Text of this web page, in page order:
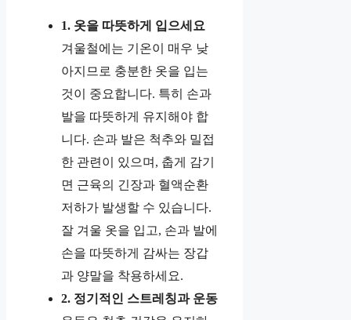
1. 옷을 따뜻하게 입으세요
겨울철에는 기온이 매우 낮
아지므로 충분한 옷을 입는
것이 중요합니다. 특히 손과
발을 따뜻하게 유지해야 합
니다. 손과 발은 척추와 밀접
한 관련이 있으며, 춥게 감기
면 근육의 긴장과 혈액순환
저하가 발생할 수 있습니다.
잘 겨울 옷을 입고, 손과 발에
손을 따뜻하게 감싸는 장갑
과 양말을 착용하세요.
2. 정기적인 스트레칭과 운동